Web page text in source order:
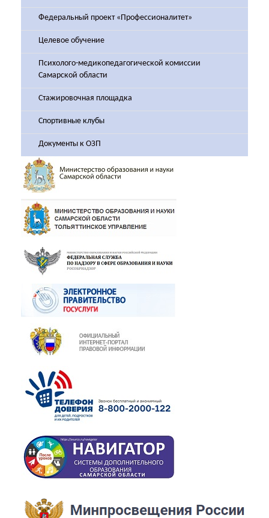
Федеральный проект «Профессионалитет»
Целевое обучение
Психолого-медикопедагогической комиссии
Самарской области
Стажировочная площадка
Спортивные клубы
Документы к ОЗП